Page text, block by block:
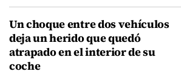
Un choque entre dos vehículos
deja un herido que quedó
atrapado en el interior de su
coche